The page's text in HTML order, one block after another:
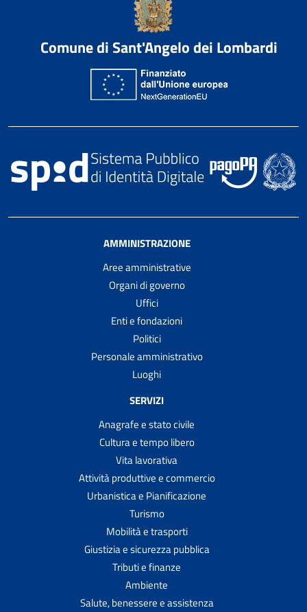
Comune di Sant'Angelo dei Lombardi
AMMINISTRAZIONE
Aree amministrative
Organi di governo
Uffici
Enti e fondazioni
Politici
Personale amministrativo
Luoghi
SERVIZI
Anagrafe e stato civile
Cultura e tempo libero
Vita lavorativa
Attività produttive e commercio
Urbanistica e Pianificazione
Turismo
Mobilità e trasporti
Giustizia e sicurezza pubblica
Tributi e finanze
Ambiente
Salute, benessere e assistenza